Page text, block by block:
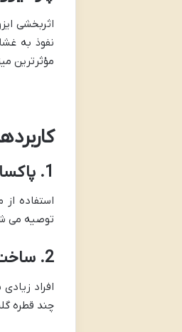
اثربخشی
مؤثرترین
1. پاکسازی سطوح
استفاده
توصیه می
2. ساخت اسپری ضدعفونی کننده
چند قطره